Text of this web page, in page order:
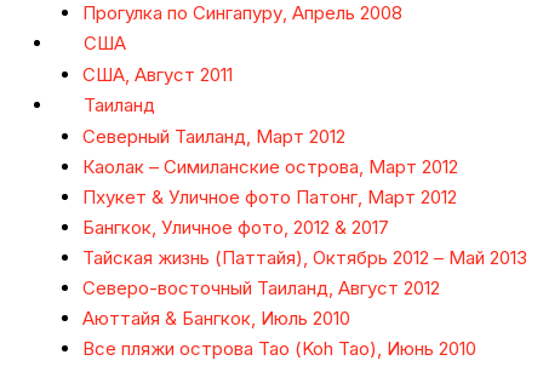
Прогулка по Сингапуру, Апрель 2008
США
США, Август 2011
Таиланд
Северный Таиланд, Март 2012
Каолак – Симиланские острова, Март 2012
Пхукет & Уличное фото Патонг, Март 2012
Бангкок, Уличное фото, 2012 & 2017
Тайская жизнь (Паттайя), Октябрь 2012 – Май 2013
Северо-восточный Таиланд, Август 2012
Аюттайя & Бангкок, Июль 2010
Все пляжи острова Тао (Koh Tao), Июнь 2010